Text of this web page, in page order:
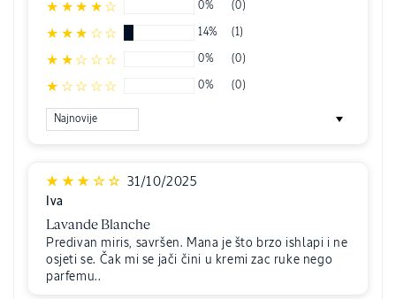
0% (0)
14% (1)
0% (0)
0% (0)
Sort by
31/10/2025
Iva
Lavande Blanche
Predivan miris, savršen. Mana je što brzo ishlapi i ne
osjeti se. Čak mi se jači čini u kremi zac ruke nego
parfemu..